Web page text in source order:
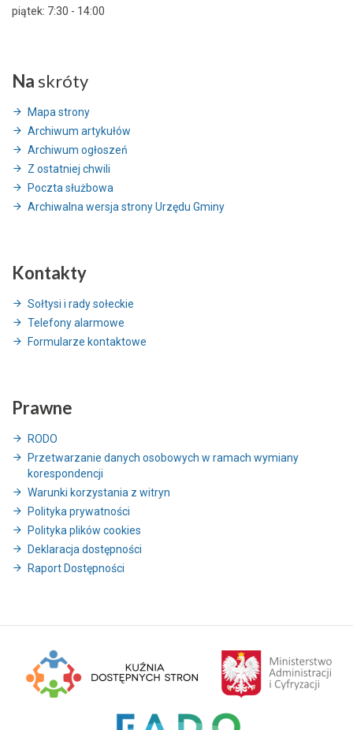
piątek: 7:30 - 14:00
Na skróty
Mapa strony
Archiwum artykułów
Archiwum ogłoszeń
Z ostatniej chwili
Poczta służbowa
Archiwalna wersja strony Urzędu Gminy
Kontakty
Sołtysi i rady sołeckie
Telefony alarmowe
Formularze kontaktowe
Prawne
RODO
Przetwarzanie danych osobowych w ramach wymiany
korespondencji
Warunki korzystania z witryn
Polityka prywatności
Polityka plików cookies
Deklaracja dostępności
Raport Dostępności